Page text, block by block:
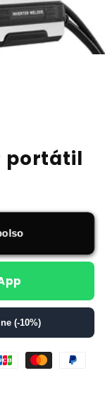
portátil
(-10%)